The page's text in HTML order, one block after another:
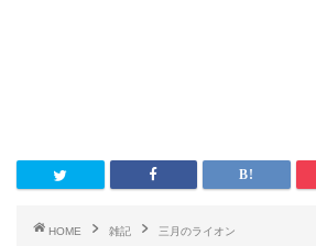
HOME 雑記 三月のライオン